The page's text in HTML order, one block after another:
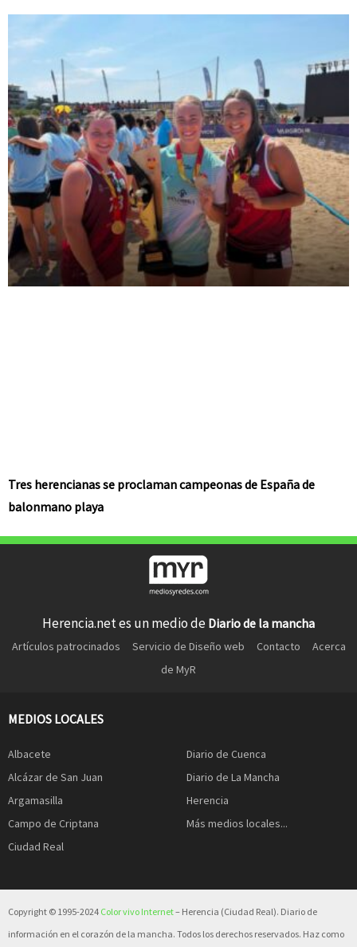
Tres herencianas se proclaman campeonas de España de
balonmano playa
Herencia.net es un medio de Diario de la mancha
Artículos patrocinados Servicio de Diseño web Contacto
Acerca
de MyR
MEDIOS LOCALES
Albacete
Alcázar de San Juan
Argamasilla
Campo de Criptana
Ciudad Real
Diario de Cuenca
Diario de La Mancha
Herencia
Más medios locales...
Copyright © 1995-2024 Color vivo Internet– Herencia (Ciudad Real). Diario de
información en el corazón de la mancha. Todos los derechos reservados. Haz como